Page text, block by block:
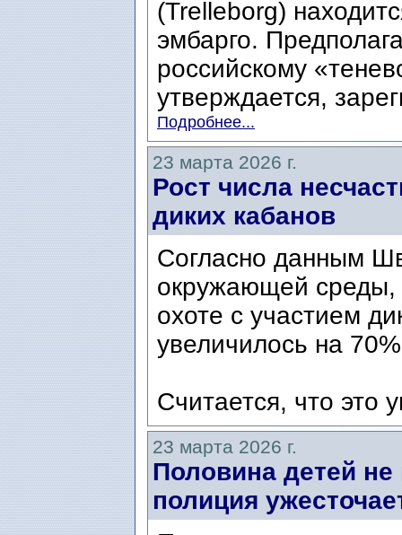
(Trelleborg)
эмбарго.
российскому
утверждается,
Подробнее...
23 марта 2026 г.
Рост числа
диких кабанов
Согласно данным
окружающей среды,
охоте с участием
увеличилось на
Считается, что это
23 марта 2026 г.
Половина детей не
полиция